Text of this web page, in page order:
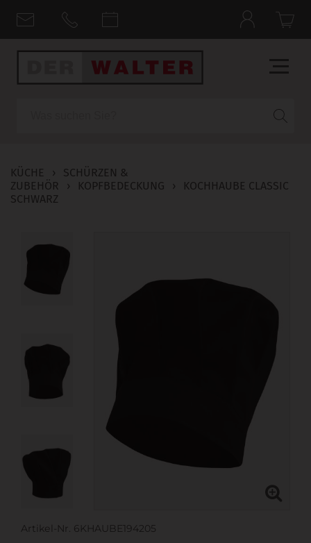
KÜCHE ›
SCHÜRZEN &
ZUBEHÖR
› KOPFBEDECKUNG ›
KOCHHAUBE CLASSIC
SCHWARZ
Artikel-Nr. 6KHAUBE194205